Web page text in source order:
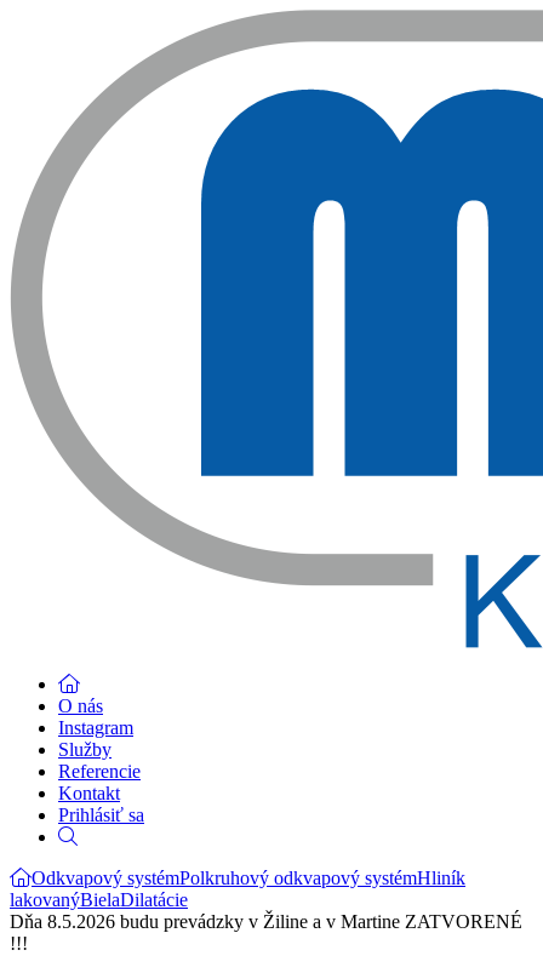
O nás
Instagram
Služby
Referencie
Kontakt
Prihlásiť sa
Odkvapový systémPolkruhový odkvapový systémHliník
lakovanýBielaDilatácie
Dňa 8.5.2026 budu prevádzky v Žiline a v Martine ZATVORENÉ
!!!